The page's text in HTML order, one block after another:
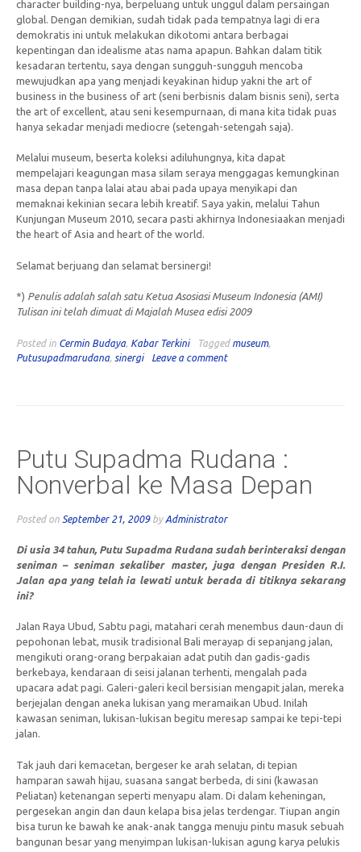
character building-nya, berpeluang untuk unggul dalam persaingan
global. Dengan demikian, sudah tidak pada tempatnya lagi di era
demokratis ini untuk melakukan dikotomi antara berbagai
kepentingan dan idealisme atas nama apapun. Bahkan dalam titik
kesadaran tertentu, saya dengan sungguh-sungguh mencoba
mewujudkan apa yang menjadi keyakinan hidup yakni the art of
business in the business of art (seni berbisnis dalam bisnis seni), serta
the art of excellent, atau seni kesempurnaan, di mana kita tidak puas
hanya sekadar menjadi mediocre (setengah-setengah saja).
Melalui museum, beserta koleksi adiluhungnya, kita dapat
mempelajari keagungan masa silam seraya menggagas kemungkinan
masa depan tanpa lalai atau abai pada upaya menyikapi dan
memaknai kekinian secara lebih kreatif. Saya yakin, melalui Tahun
Kunjungan Museum 2010, secara pasti akhirnya Indonesiaakan menjadi
the heart of Asia and heart of the world.
Selamat berjuang dan selamat bersinergi!
*) Penulis adalah salah satu Ketua Asosiasi Museum Indonesia (AMI)
Tulisan ini telah dimuat di Majalah Musea edisi 2009
Posted in Cermin Budaya, Kabar Terkini Tagged museum,
Putusupadmarudana, sinergi Leave a comment
Putu Supadma Rudana :
Nonverbal ke Masa Depan
Posted on September 21, 2009byAdministrator
Di usia 34 tahun, Putu Supadma Rudana sudah berinteraksi dengan
seniman – seniman sekaliber master, juga dengan Presiden R.I.
Jalan apa yang telah ia lewati untuk berada di titiknya sekarang
ini?
Jalan Raya Ubud, Sabtu pagi, matahari cerah menembus daun-daun di
pepohonan lebat, musik tradisional Bali merayap di sepanjang jalan,
mengikuti orang-orang berpakaian adat putih dan gadis-gadis
berkebaya, kendaraan di seisi jalanan terhenti, mengalah pada
upacara adat pagi. Galeri-galeri kecil bersisian mengapit jalan, mereka
berjejalan dengan aneka lukisan yang meramaikan Ubud. Inilah
kawasan seniman, lukisan-lukisan begitu meresap sampai ke tepi-tepi
jalan.
Tak jauh dari kemacetan, bergeser ke arah selatan, di tepian
hamparan sawah hijau, suasana sangat berbeda, di sini (kawasan
Peliatan) ketenangan seperti menyapu alam. Di dalam keheningan,
pergesekan angin dan daun kelapa bisa jelas terdengar. Tiupan angin
bisa turun ke bawah ke anak-anak tangga menuju pintu masuk sebuah
bangunan besar yang menyimpan lukisan-lukisan agung karya pelukis